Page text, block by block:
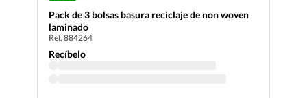
Pack de 3 bolsas basura reciclaje de non woven
laminado
Ref. 884264
Recíbelo